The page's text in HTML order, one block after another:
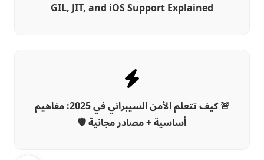
GIL, JIT, and iOS Support Explained
🚨 كيف تتعلم الأمن السيبراني في 2025: مفاهيم
أساسية + مصادر مجانية 🛡️